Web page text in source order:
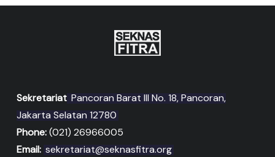
Sekretariat Pancoran Barat III No. 18, Pancoran,
Jakarta Selatan 12780
Phone:(021) 26966005
Email: sekretariat@seknasfitra.org